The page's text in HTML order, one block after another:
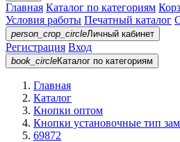
Главная Каталог по категориям
Условия работы Печатный каталог
person_crop_circleЛичный кабинет
Регистрация Вход
book_circleКаталог по категориям
Главная
Каталог
Кнопки оптом
Кнопки установочные тип
69872